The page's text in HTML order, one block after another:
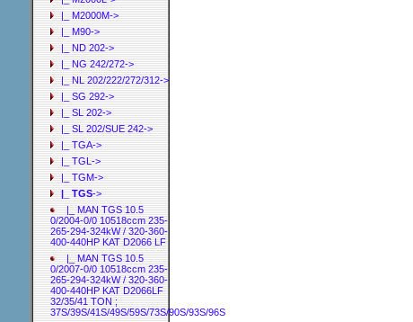
|_ M2000M->
|_ M90->
|_ ND 202->
|_ NG 242/272->
|_ NL 202/222/272/312->
|_ SG 292->
|_ SL 202->
|_ SL 202/SUE 242->
|_ TGA->
|_ TGL->
|_ TGM->
|_ TGS->
|_ MAN TGS 10.5
0/2004-0/0 10518ccm 235-
265-294-324kW / 320-360-
400-440HP KAT D2066 LF
|_ MAN TGS 10.5
0/2007-0/0 10518ccm 235-
265-294-324kW / 320-360-
400-440HP KAT D2066LF
32/35/41 TON ;
37S/39S/41S/49S/59S/73S/90S/93S/96S